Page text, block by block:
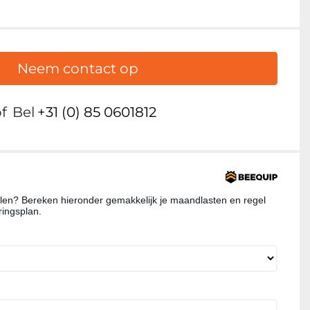
Neem contact op
Bel +31 (0) 85 0601812